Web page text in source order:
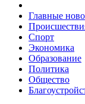
Главные
Спорт
Экономика
Образование
Политика
Общество